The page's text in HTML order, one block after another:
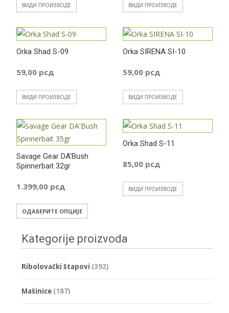
ВИДИ ПРОИЗВОДЕ ВИДИ ПРОИЗВОДЕ
Orka Shad S-09
59,00 рсд
ВИДИ ПРОИЗВОДЕ
Orka SIRENA SI-10
59,00 рсд
ВИДИ ПРОИЗВОДЕ
Savage Gear DA’Bush
Spinnerbait 32gr
1.399,00 рсд
ОДАБЕРИТЕ ОПЦИЈЕ
има
више
Orka Shad S-11
85,00 рсд
ВИДИ ПРОИЗВОДЕ
Kategorije proizvoda
Ribolovački štapovi (392)
Mašinice (187)